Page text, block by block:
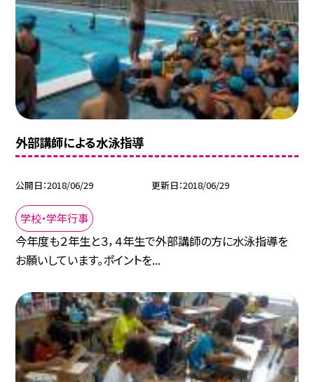
外部講師による水泳指導
公開日 2018/06/29 更新日 2018/06/29
学校・学年行事
今年度も２年生と３，４年生で外部講師の方に水泳指導を
お願いしています。ポイントを...